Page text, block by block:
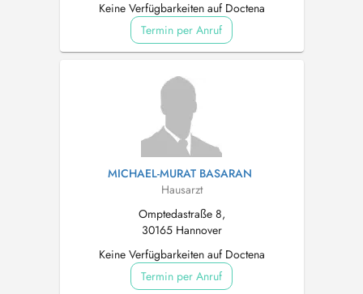
Keine Verfügbarkeiten auf Doctena
Termin per Anruf
MICHAEL-MURAT BASARAN
Hausarzt
Omptedastraße 8,
30165 Hannover
Keine Verfügbarkeiten auf Doctena
Termin per Anruf